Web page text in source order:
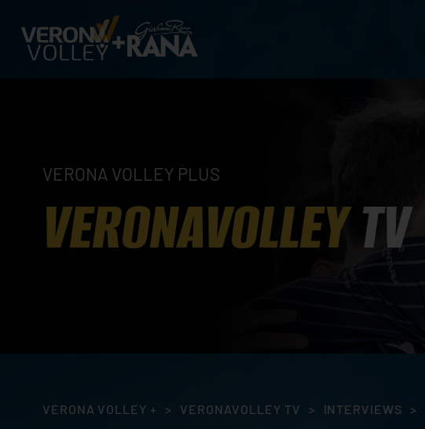
VERONA VOLLEY PLUS
VERONAVOLLEYTV
VERONA VOLLEY + > VERONAVOLLEY TV > INTERVIEWS >